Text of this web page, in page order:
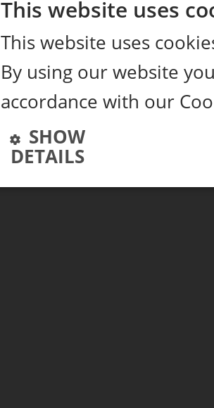
This website uses
This website uses
By using our website
accordance with our
SHOW
DETAILS